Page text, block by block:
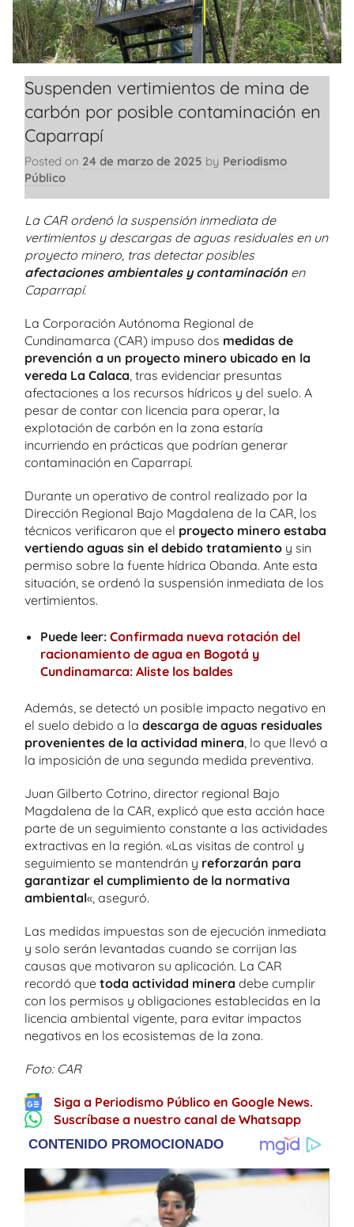
Suspenden vertimientos de mina de
carbón por posible contaminación en
Caparrapí
Posted on 24 de marzo de 2025 by Periodismo
Público
La CAR ordenó la suspensión inmediata de
vertimientos y descargas de aguas residuales en un
proyecto minero, tras detectar posibles
afectaciones ambientales y contaminación en
Caparrapí.
La Corporación Autónoma Regional de
Cundinamarca (CAR) impuso dos medidas de
prevención a un proyecto minero ubicado en la
vereda La Calaca , tras evidenciar presuntas
afectaciones a los recursos hídricos y del suelo. A
pesar de contar con licencia para operar, la
explotación de carbón en la zona estaría
incurriendo en prácticas que podrían generar
contaminación en Caparrapí.
Durante un operativo de control realizado por la
Dirección Regional Bajo Magdalena de la CAR, los
técnicos verificaron que el proyecto minero estaba
vertiendo aguas sin el debido tratamiento y sin
permiso sobre la fuente hídrica Obanda. Ante esta
situación, se ordenó la suspensión inmediata de los
vertimientos.
Puede leer: Confirmada nueva rotación del
racionamiento de agua en Bogotá y
Cundinamarca: Aliste los baldes
Además, se detectó un posible impacto negativo en
el suelo debido a la descarga de aguas residuales
provenientes de la actividad minera , lo que llevó a
la imposición de una segunda medida preventiva.
Juan Gilberto Cotrino, director regional Bajo
Magdalena de la CAR, explicó que esta acción hace
parte de un seguimiento constante a las actividades
extractivas en la región. «Las visitas de control y
seguimiento se mantendrán y reforzarán para
garantizar el cumplimiento de la normativa
ambiental«, aseguró.
Las medidas impuestas son de ejecución inmediata
y solo serán levantadas cuando se corrijan las
causas que motivaron su aplicación. La CAR
recordó que toda actividad minera debe cumplir
con los permisos y obligaciones establecidas en la
licencia ambiental vigente, para evitar impactos
negativos en los ecosistemas de la zona.
Foto: CAR
Siga a Periodismo Público en Google News.
Suscríbase a nuestro canal de Whatsapp